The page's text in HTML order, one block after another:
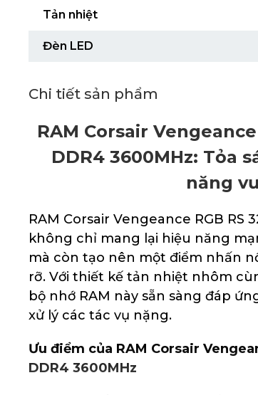
Tản nhiệt
Đèn LED
Chi tiết sản phẩm
RAM Corsair Vengeance
DDR4 3600MHz: Tỏa
năng
RAM Corsair Vengeance RGB RS
không chỉ mang lại hiệu năng
mà còn tạo nên một điểm nhấn
rỡ. Với thiết kế tản nhiệt nhôm
bộ nhớ RAM này sẵn sàng đáp
xử lý các tác vụ nặng.
Ưu điểm của RAM Corsair
DDR4 3600MHz